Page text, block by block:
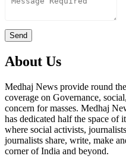
Send
About Us
Medhaj News provide round
coverage on Governance,
concern for masses. Medhaj
has dedicated half the space of
where social activists,
journalists share, write, make
corner of India and beyond.